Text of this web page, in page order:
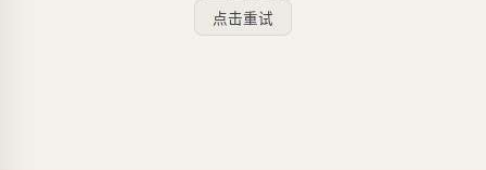
点击重试